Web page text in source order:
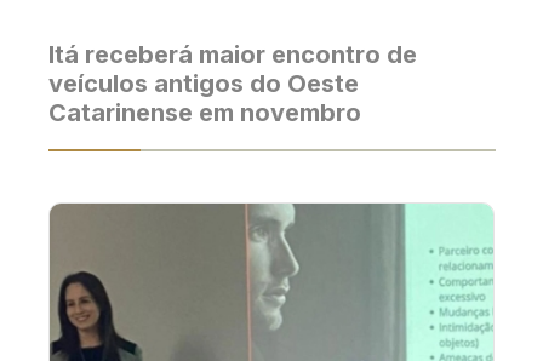
Itá receberá maior encontro de
veículos antigos do Oeste
Catarinense em novembro